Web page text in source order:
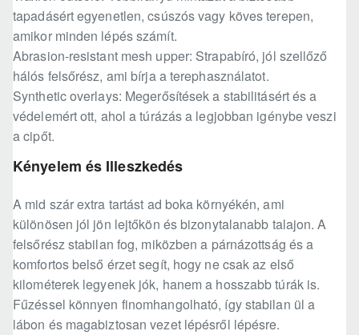
tapadásért egyenetlen, csúszós vagy köves terepen,
amikor minden lépés számít.
Abrasion-resistant mesh upper: Strapabíró, jól szellőző
hálós felsőrész, ami bírja a terephasználatot.
Synthetic overlays: Megerősítések a stabilitásért és a
védelemért ott, ahol a túrázás a legjobban igénybe veszi
a cipőt.
Kényelem és Illeszkedés
A mid szár extra tartást ad boka környékén, ami
különösen jól jön lejtőkön és bizonytalanabb talajon. A
felsőrész stabilan fog, miközben a párnázottság és a
komfortos belső érzet segít, hogy ne csak az első
kilométerek legyenek jók, hanem a hosszabb túrák is.
Fűzéssel könnyen finomhangolható, így stabilan ül a
lábon és magabiztosan vezet lépésről lépésre.